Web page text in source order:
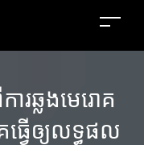
ារឆ្លងមេរោគ
ធ្វើឲ្យលទ្ធផល